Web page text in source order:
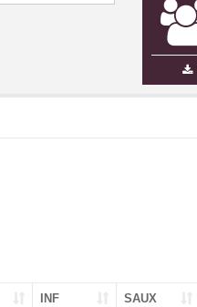
INF SAUX